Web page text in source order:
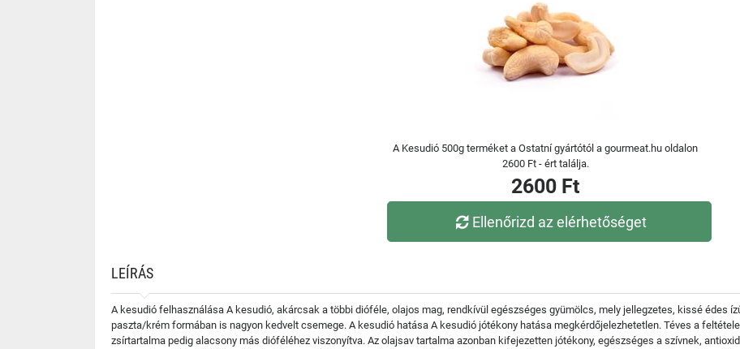
A Kesudió 500g terméket a Ostatní gyártótól a gourmeat.hu oldalon
2600 Ft - ért találja.
2600 Ft
Ellenőrizd az elérhetőséget
LEÍRÁS
A kesudió felhasználása A kesudió, akárcsak a többi dióféle, olajos mag, rendkívül egészséges gyümölcs, mely jellegzetes, kissé édes
paszta/krém formában is nagyon kedvelt csemege. A kesudió hatása A kesudió jótékony hatása megkérdőjelezhetetlen. Téves a
zsírtartalma pedig alacsony más dióféléhez viszonyítva. Az olajsav tartalma azonban kifejezetten jótékony, egészséges a szívnek,